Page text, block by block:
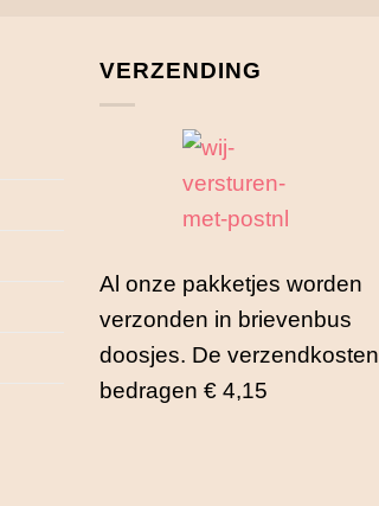
VERZENDING
Al onze pakketjes worden
verzonden in brievenbus
doosjes. De verzendkosten
bedragen € 4,15